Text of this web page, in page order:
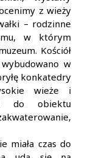
z wieży
– rodzinne
w którym
Kościół
w
konkatedry
wieże i
do obiektu
miała czas do